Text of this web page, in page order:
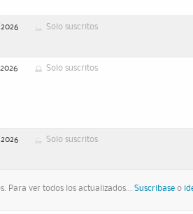
Solo suscritos
Solo suscritos
Solo suscritos
Para ver todos los actualizados... Suscribase o